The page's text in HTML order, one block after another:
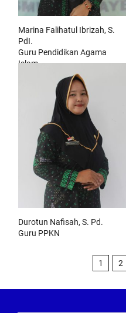
Marina Falihatul Ibrizah, S.
PdI.
Guru Pendidikan Agama
Islam
Durotun Nafisah, S. Pd.
Guru PPKN
1 2